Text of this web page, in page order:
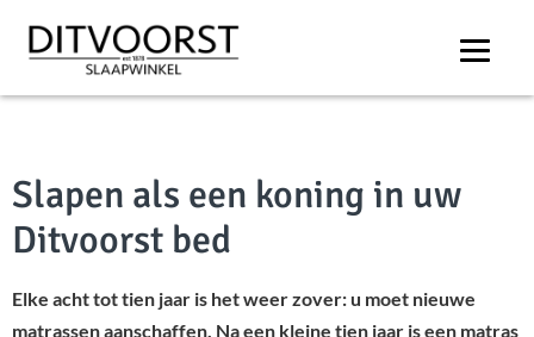
Matrassen Tilburg
Slapen als een koning in uw
Ditvoorst bed
Elke acht tot tien jaar is het weer zover: u moet nieuwe
matrassen aanschaffen. Na een kleine tien jaar is een matras